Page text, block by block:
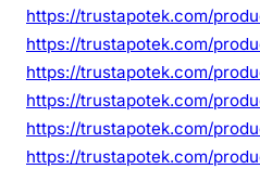
https://trustapotek.com/
https://trustapotek.com/
https://trustapotek.com/
https://trustapotek.com/
https://trustapotek.com/
https://trustapotek.com/